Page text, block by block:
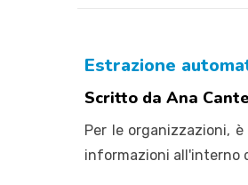
Estrazione
Scritto da Ana
Per le organizzazioni,
informazioni all'interno